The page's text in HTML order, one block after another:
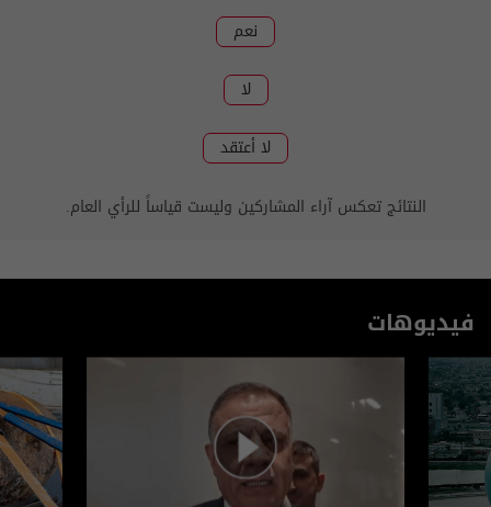
نعم
لا
لا أعتقد
النتائج تعكس آراء المشاركين وليست قياساً للرأي العام.
فيديوهات